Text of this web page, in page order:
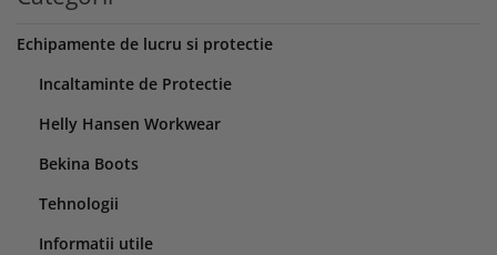
Echipamente de lucru si protectie
Incaltaminte de Protectie
Helly Hansen Workwear
Bekina Boots
Tehnologii
Informatii utile